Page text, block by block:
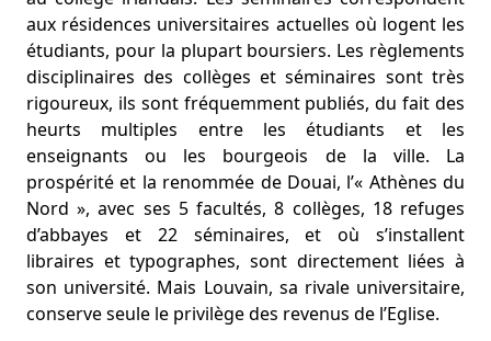
aux résidences universitaires actuelles où logent les
étudiants, pour la plupart boursiers. Les règlements
disciplinaires des collèges et séminaires sont très
rigoureux, ils sont fréquemment publiés, du fait des
heurts multiples entre les étudiants et les
enseignants ou les bourgeois de la ville. La
prospérité et la renommée de Douai, l’« Athènes du
Nord », avec ses 5 facultés, 8 collèges, 18 refuges
d’abbayes et 22 séminaires, et où s’installent
libraires et typographes, sont directement liées à
son université. Mais Louvain, sa rivale universitaire,
conserve seule le privilège des revenus de l’Eglise.